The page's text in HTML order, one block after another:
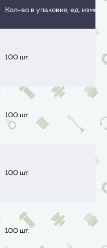
Кол-во в упаковке, ед.
100 шт.
100 шт.
100 шт.
100 шт.